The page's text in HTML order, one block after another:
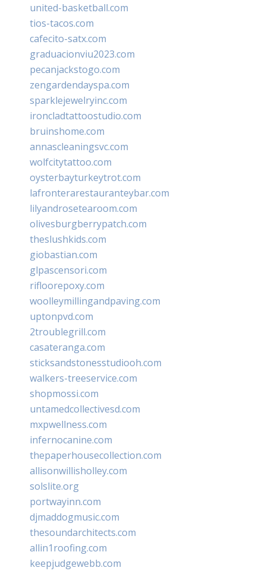
united-basketball.com
tios-tacos.com
cafecito-satx.com
graduacionviu2023.com
pecanjackstogo.com
zengardendayspa.com
sparklejewelryinc.com
ironcladtattoostudio.com
bruinshome.com
annascleaningsvc.com
wolfcitytattoo.com
oysterbayturkeytrot.com
lafronterarestauranteybar.com
lilyandrosetearoom.com
olivesburgberrypatch.com
theslushkids.com
giobastian.com
glpascensori.com
rifloorepoxy.com
woolleymillingandpaving.com
uptonpvd.com
2troublegrill.com
casateranga.com
sticksandstonesstudiooh.com
walkers-treeservice.com
shopmossi.com
untamedcollectivesd.com
mxpwellness.com
infernocanine.com
thepaperhousecollection.com
allisonwillisholley.com
solslite.org
portwayinn.com
djmaddogmusic.com
thesoundarchitects.com
allin1roofing.com
keepjudgewebb.com